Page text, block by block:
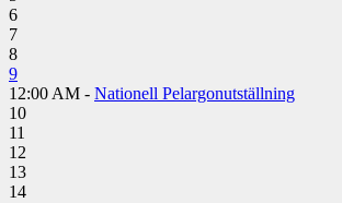
6
7
8
9
12:00 AM - Nationell Pelargonutställning
10
11
12
13
14